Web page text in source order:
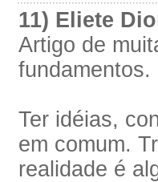
11) Eliete
Artigo de
fundamentos.
Ter idéias,
em comum.
realidade é